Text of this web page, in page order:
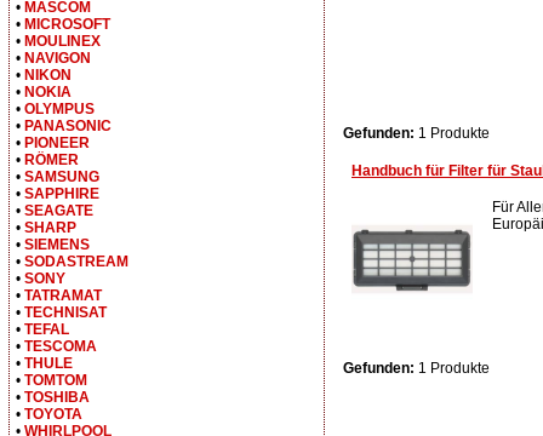
Gefunden: 1 Produkte
Handbuch für Filter für
Für
Gefunden: 1 Produkte
• MASCOM
• MICROSOFT
• MOULINEX
• NAVIGON
• NIKON
• NOKIA
• OLYMPUS
• PANASONIC
• PIONEER
• RÖMER
• SAMSUNG
• SAPPHIRE
• SEAGATE
• SHARP
• SIEMENS
• SODASTREAM
• SONY
• TATRAMAT
• TECHNISAT
• TEFAL
• TESCOMA
• THULE
• TOMTOM
• TOSHIBA
• TOYOTA
• WHIRLPOOL